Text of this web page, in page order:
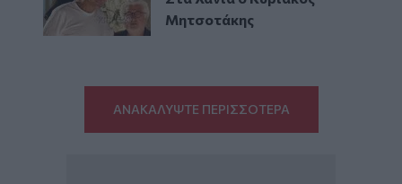
Μητσοτάκης
ΑΝΑΚΑΛΥΨΤΕ ΠΕΡΙΣΣΟΤΕΡΑ